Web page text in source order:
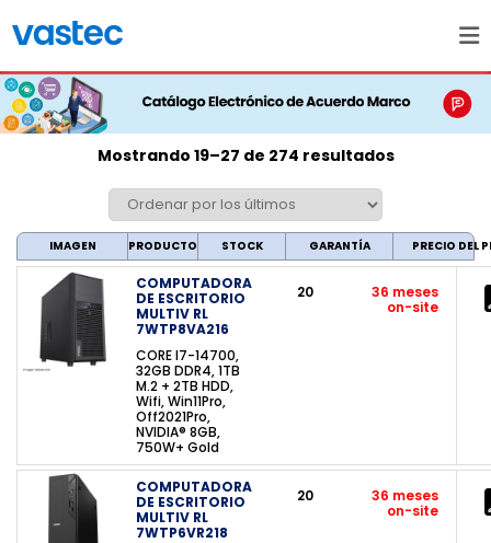
Mostrando 19–27 de 274 resultados
IMAGEN PRODUCTO STOCK GARANTÍA PRECIO DEL
COMPUTADORA
DE ESCRITORIO
MULTIV RL
7WTP8VA216
CORE I7-14700,
32GB DDR4, 1TB
M.2 + 2TB HDD,
Wifi, Win11Pro,
Off2021Pro,
NVIDIA® 8GB,
750W+ Gold
20
36 meses
on-site
COMPUTADORA
DE ESCRITORIO
MULTIV RL
7WTP6VR218
20
36 meses
on-site